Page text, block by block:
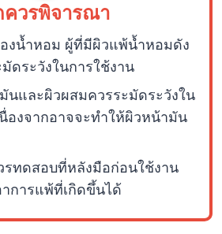
ควรพิจารณา
งน้ำหอม ผู้ที่มีผิวแพ้น้ำหอมดัง
ดระวังในการใช้งาน
นและผิวผสมควรระมัดระวังใน
องจากอาจจะทำให้ผิวหน้ามัน
รทดสอบที่หลังมือก่อนใช้งาน
การแพ้ที่เกิดขึ้นได้